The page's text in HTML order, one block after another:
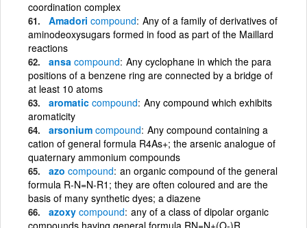
coordination complex
Amadori compound Any of a family of derivatives of
aminodeoxysugars formed in food as part of the Maillard
reactions
ansa compound Any cyclophane in which the para
positions of a benzene ring are connected by a bridge of
at least 10 atoms
aromatic compound Any compound which exhibits
aromaticity
arsonium compound Any compound containing a
cation of general formula R4As+; the arsenic analogue of
quaternary ammonium compounds
azo compound an organic compound of the general
formula R-N=N-R1; they are often coloured and are the
basis of many synthetic dyes; a diazene
azoxy compound any of a class of dipolar organic
compounds having general formula RN=N+(O-)R